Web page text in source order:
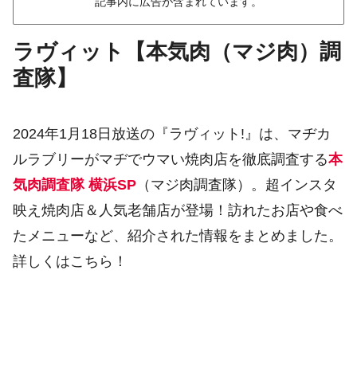
ラヴィット【本気肉（マジ肉）調
査隊】
2024年1月18日放送の『ラヴィット!』は、マヂカ
ルラブリーがマヂでウマい焼肉店を徹底調査する本
気肉調査隊 横浜SP （マジ肉調査隊）。超インスタ
映え焼肉店＆人気老舗店が登場！訪れたお店や食べ
たメニューなど、紹介された情報をまとめました。
詳しくはこちら！